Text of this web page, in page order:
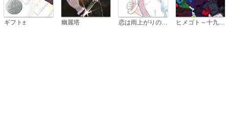
ギフト± 幽麗塔 恋は雨上がりのように ヒメゴト～十九歳の制服～